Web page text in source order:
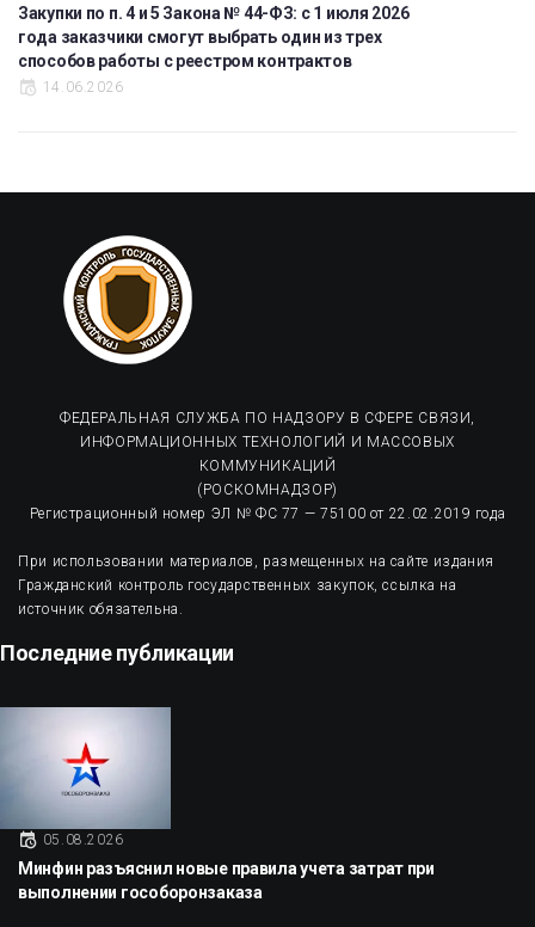
Закупки по п. 4 и 5 Закона № 44-ФЗ: с 1 июля 2026
года заказчики смогут выбрать один из трех
способов работы с реестром контрактов
14.06.2026
ФЕДЕРАЛЬНАЯ СЛУЖБА ПО НАДЗОРУ В СФЕРЕ СВЯЗИ,
ИНФОРМАЦИОННЫХ ТЕХНОЛОГИЙ И МАССОВЫХ
КОММУНИКАЦИЙ
(РОСКОМНАДЗОР)
Регистрационный номер ЭЛ № ФС 77 — 75100 от 22.02.2019 года
При использовании материалов, размещенных на сайте издания
Гражданский контроль государственных закупок, ссылка на
источник обязательна.
Последние публикации
05.08.2026
Минфин разъяснил новые правила учета затрат при
выполнении гособоронзаказа